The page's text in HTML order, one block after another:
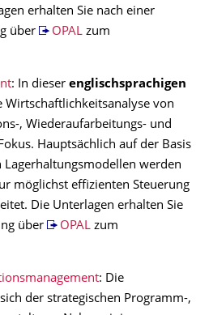
erhalten Sie nach einer
über
OPALzum
: In dieser englischsprachigen
Wirtschaftlichkeitsanalyse von
, Wiederaufarbeitungs- und
Hauptsächlich auf der Basis
werden
möglichst effizienten Steuerung
Die Unterlagen erhalten Sie
über
OPALzum
: Die
der strategischen Programm-,